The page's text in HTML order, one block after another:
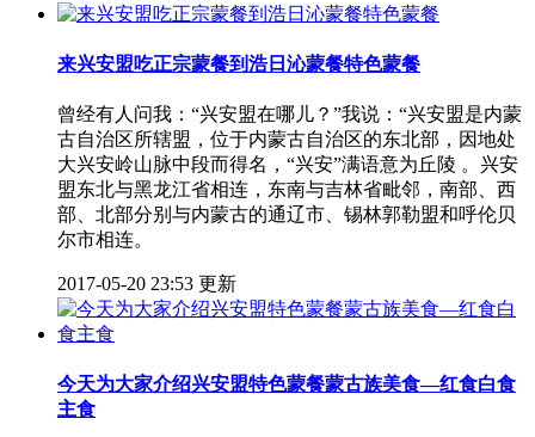
来兴安盟吃正宗蒙餐到浩日沁蒙餐特色蒙餐
曾经有人问我：“兴安盟在哪儿？”我说：“兴安盟是内蒙
古自治区所辖盟，位于内蒙古自治区的东北部，因地处
大兴安岭山脉中段而得名，“兴安”满语意为丘陵 。兴安
盟东北与黑龙江省相连，东南与吉林省毗邻，南部、西
部、北部分别与内蒙古的通辽市、锡林郭勒盟和呼伦贝
尔市相连。
2017-05-20 23:53 更新
今天为大家介绍兴安盟特色蒙餐蒙古族美食—红食白食
主食